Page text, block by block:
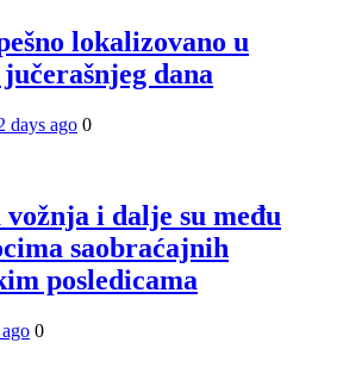
lokalizovano u
dana
days ago 0
i dalje su među
saobraćajnih
posledicama
0